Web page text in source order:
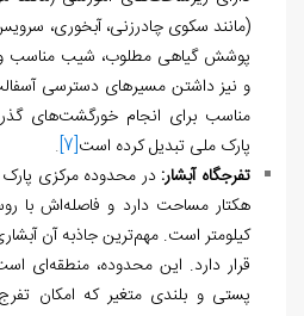
(مانند سکوی چادرزنی، آبخوری،
پوشش گیاهی مطلوب، شیب مناسب و
و نیز داشتن مسیرهای دسترسی
مناسب برای انجام خورگشت‌های
پارک ملی تبدیل کرده است[7]
.
تفرجگاه آبشار:
کیلومتر است. مهم‌ترین جاذبه‌ آن
قرار دارد. این محدوده، منطقه‌ای
پستی و بلندی متغیر که امکان